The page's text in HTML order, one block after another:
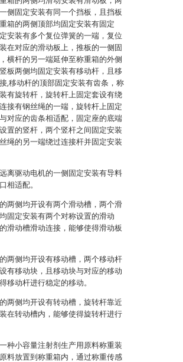
侧固定安装有同一个挡板，且挡板
箱的两侧顶部均固定安装有固定
安装有多个复位弹簧的一端，复位
在对应的滑动板上，推板的一侧固
横杆的另一端延伸至称重箱的外侧
板两侧均固定安装有移动杆，且移
,移动杆的顶部固定安装有齿条，称
有旋转杆，旋转杆上固定套设有绕
接有钢丝绳的一端，旋转杆上固定
对应的齿条相适配，固定座的底端
置的竖杆，两个竖杆之间固定安装
绳的另一端绕过连接杆并固定安装
离驱动电机的一侧固定安装有导料
相适配。
两侧均开设有两个滑动槽，两个滑
固定安装有两个对称设置的滑动
滑动槽滑动连接，能够使得滑动板
两侧均开设有移动槽，两个移动杆
有移动块，且移动块与对应的移动
移动杆进行稳定的移动。
两侧均开设有转动槽，旋转杆靠近
在转动槽内，能够使得旋转杆进行
种小容量注射剂生产用原料称重装
料放置到称重箱内，通过称重传感